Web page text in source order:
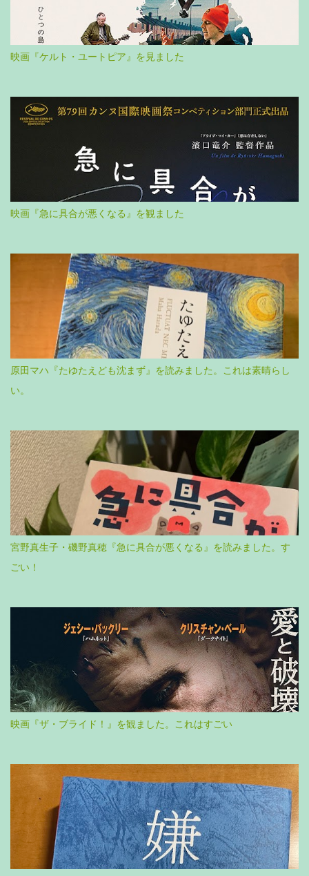
映画『ケルト・ユートピア』を見ました
映画『急に具合が悪くなる』を観ました
原田マハ『たゆたえども沈まず』を読みました。これは素晴らし
い。
宮野真生子・磯野真穂『急に具合が悪くなる』を読みました。す
ごい！
映画『ザ・ブライド！』を観ました。これはすごい